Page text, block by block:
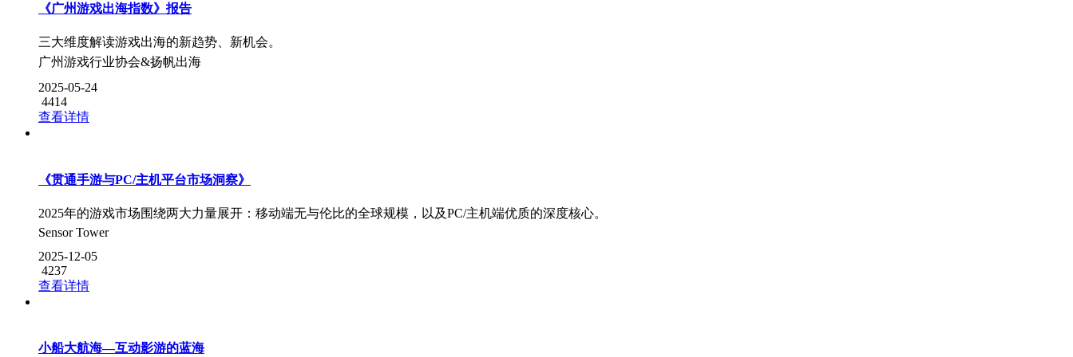
《广州游戏出海指数》报告
三大维度解读游戏出海的新趋势、新机会。
广州游戏行业协会&扬帆出海
2025-05-24
4414
查看详情
《贯通手游与PC/主机平台市场洞察》
2025年的游戏市场围绕两大力量展开：移动端无与伦比的全球规模，以及PC/主机端优质的深度核心。
Sensor Tower
2025-12-05
4237
查看详情
小船大航海—互动影游的蓝海